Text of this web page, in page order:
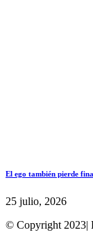
El ego también pierde
25 julio, 2026
© Copyright 2023|